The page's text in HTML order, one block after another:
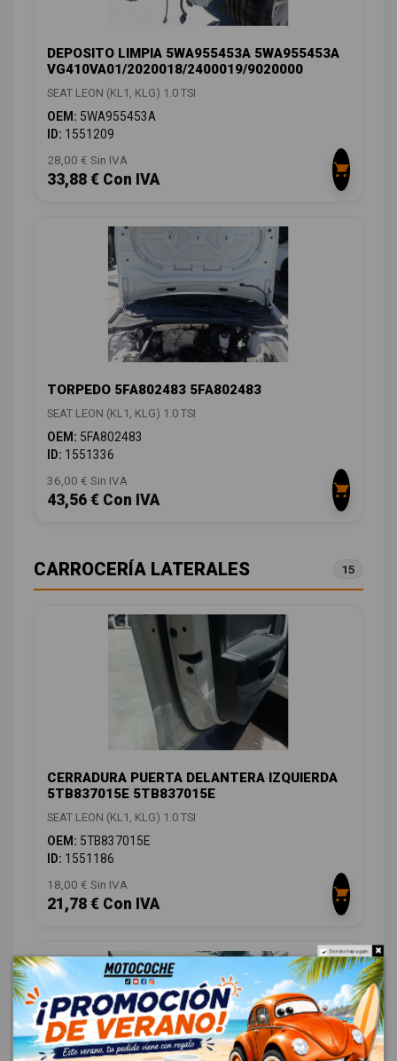
DEPOSITO LIMPIA 5WA955453A 5WA955453A
VG410VA01/2020018/2400019/9020000
SEAT LEON (KL1, KLG) 1.0 TSI
OEM: 5WA955453A
ID: 1551209
28,00 € Sin IVA
33,88 € Con IVA
TORPEDO 5FA802483 5FA802483
SEAT LEON (KL1, KLG) 1.0 TSI
OEM: 5FA802483
ID: 1551336
36,00 € Sin IVA
43,56 € Con IVA
CARROCERÍA LATERALES 15
CERRADURA PUERTA DELANTERA IZQUIERDA
5TB837015E 5TB837015E
SEAT LEON (KL1, KLG) 1.0 TSI
OEM: 5TB837015E
ID: 1551186
18,00 € Sin IVA
21,78 € Con IVA
Do not show again.